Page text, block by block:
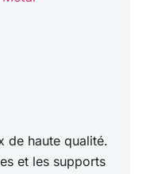
de haute qualité.
et les supports